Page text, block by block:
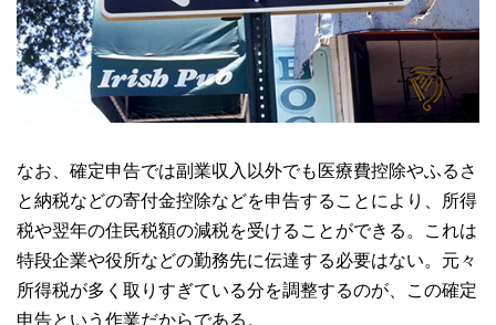
なお、確定申告では副業収入以外でも医療費控除やふるさ
と納税などの寄付金控除などを申告することにより、所得
税や翌年の住民税額の減税を受けることができる。これは
特段企業や役所などの勤務先に伝達する必要はない。元々
所得税が多く取りすぎている分を調整するのが、この確定
申告という作業だからである。